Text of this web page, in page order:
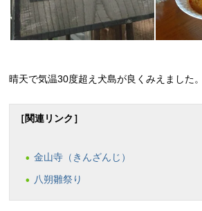
晴天で気温30度超え犬島が良くみえました。
［関連リンク］
金山寺（きんざんじ）
八朔雛祭り